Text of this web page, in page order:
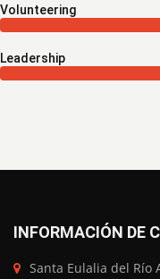
Volunteering
Leadership
INFORMACIÓN DE
Santa Eulalia del Río